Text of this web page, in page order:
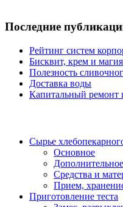
Последние
Рейтинг систем
Бисквит, крем и
Полезность
Доставка воды
Капитальный ремонт
Сырье
Основное
Дополнительное
Средства и
Прием,
Приготовление теста